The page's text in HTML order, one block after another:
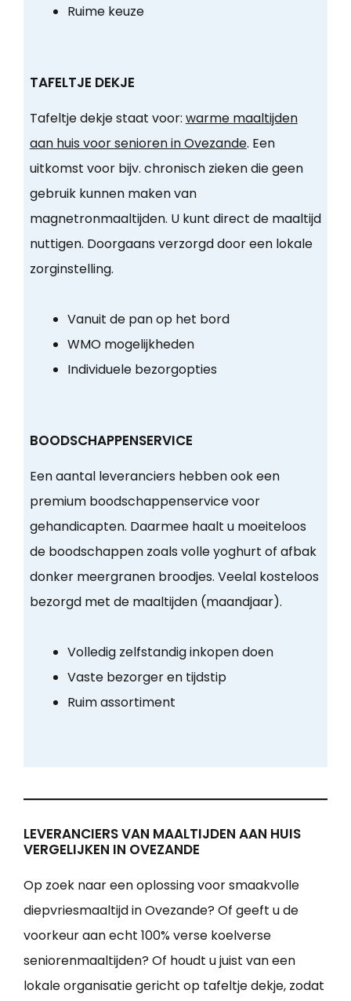
Ruime keuze
TAFELTJE DEKJE
Tafeltje dekje staat voor: warme maaltijden
aan huis voor senioren in Ovezande. Een
uitkomst voor bijv. chronisch zieken die geen
gebruik kunnen maken van
magnetronmaaltijden. U kunt direct de maaltijd
nuttigen. Doorgaans verzorgd door een lokale
zorginstelling.
Vanuit de pan op het bord
WMO mogelijkheden
Individuele bezorgopties
BOODSCHAPPENSERVICE
Een aantal leveranciers hebben ook een
premium boodschappenservice voor
gehandicapten. Daarmee haalt u moeiteloos
de boodschappen zoals volle yoghurt of afbak
donker meergranen broodjes. Veelal kosteloos
bezorgd met de maaltijden (maandjaar).
Volledig zelfstandig inkopen doen
Vaste bezorger en tijdstip
Ruim assortiment
LEVERANCIERS VAN MAALTIJDEN AAN HUIS
VERGELIJKEN IN OVEZANDE
Op zoek naar een oplossing voor smaakvolle
diepvriesmaaltijd in Ovezande? Of geeft u de
voorkeur aan echt 100% verse koelverse
seniorenmaaltijden? Of houdt u juist van een
lokale organisatie gericht op tafeltje dekje, zodat